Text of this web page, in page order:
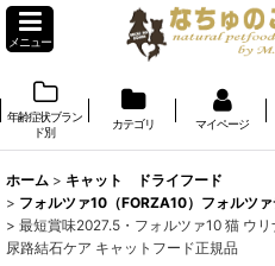
メニュー
年齢症状ブラン
ド別
カテゴリ マイページ
ホーム > キャット ドライフード
> フォルツァ10（FORZA10）フォルツ
> 最短賞味2027.5・フォルツァ10 猫 ウ
尿路結石ケア キャットフード正規品